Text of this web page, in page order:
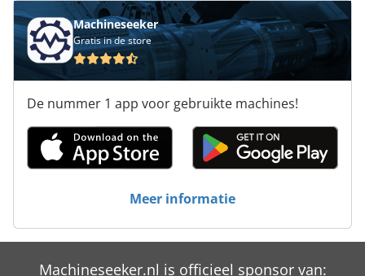
Platform Type Mb
Screening Van De Machine
Test Gereedschap
Verscherping Van De Machine
Machineseeker
Gratis in de store
De nummer 1 app voor gebruikte machines!
Meer informatie
Machineseeker.nl is officieel sponsor van: